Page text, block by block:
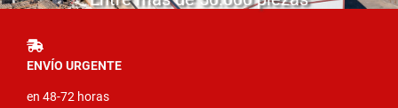
ENVÍO URGENTE
en 48-72 horas